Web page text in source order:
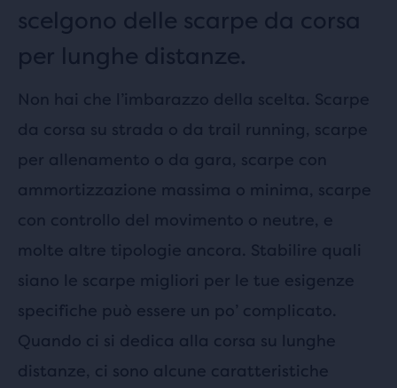
scelgono delle scarpe da corsa
per lunghe distanze.
Non hai che l’imbarazzo della scelta. Scarpe
da corsa su strada o da trail running, scarpe
per allenamento o da gara, scarpe con
ammortizzazione massima o minima, scarpe
con controllo del movimento o neutre, e
molte altre tipologie ancora. Stabilire quali
siano le scarpe migliori per le tue esigenze
specifiche può essere un po’ complicato.
Quando ci si dedica alla corsa su lunghe
distanze, ci sono alcune caratteristiche